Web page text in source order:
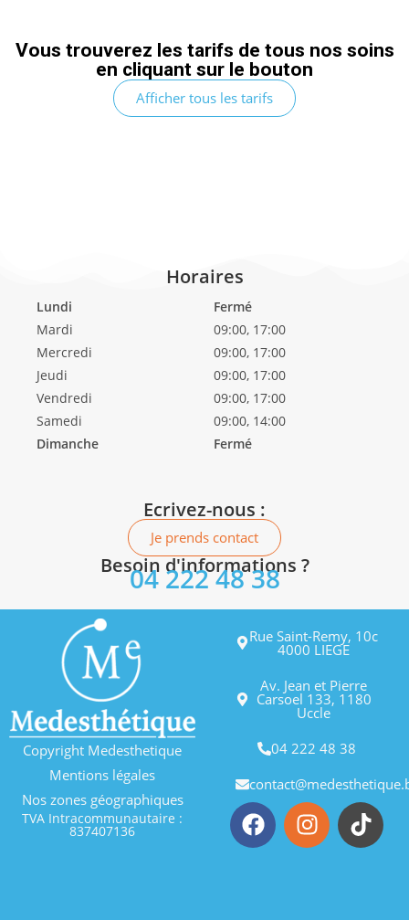
Vous trouverez les tarifs de tous nos soins
en cliquant sur le bouton
Afficher tous les tarifs
Horaires
Lundi
Mardi
Mercredi
Jeudi
Vendredi
Samedi
Dimanche
Fermé
09:00, 17:00
09:00, 17:00
09:00, 17:00
09:00, 17:00
09:00, 14:00
Fermé
Ecrivez-nous :
Je prends contact
Besoin d'informations ?
04 222 48 38
Copyright Medesthetique
Mentions légales
Nos zones géographiques
TVA Intracommunautaire :
837407136
Rue Saint-Remy, 10c
4000 LIEGE
Av. Jean et Pierre
Carsoel 133, 1180
Uccle
04 222 48 38